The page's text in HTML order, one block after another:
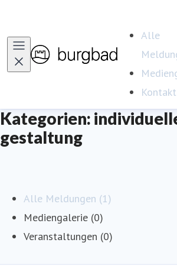
Alle
Kontakt
Kategorien:
gestaltung
Alle Meldungen (1)
Mediengalerie (0)
Veranstaltungen (0)